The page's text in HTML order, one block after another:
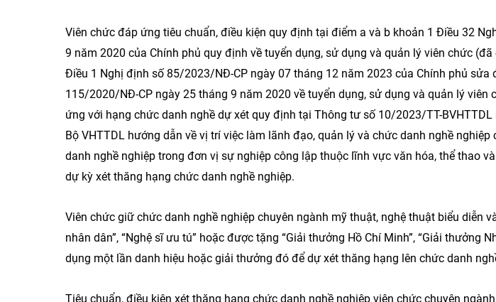
Viên chức đáp ứng tiêu chuẩn, điều kiện quy định tại điểm a và b khoản 1 Điều 32
9 năm 2020 của Chính phủ quy định về tuyển dụng, sử dụng và quản lý viên chức
Điều 1 Nghị định số 85/2023/NĐ-CP ngày 07 tháng 12 năm 2023 của Chính phủ
115/2020/NĐ-CP ngày 25 tháng 9 năm 2020 về tuyển dụng, sử dụng và quản lý viên
ứng với hạng chức danh nghề dự xét quy định tại Thông tư số 10/2023/TT-
Bộ VHTTDL hướng dẫn về vị trí việc làm lãnh đạo, quản lý và chức danh nghề
danh nghề nghiệp trong đơn vị sự nghiệp công lập thuộc lĩnh vực văn hóa, thể thao
dự kỳ xét thăng hạng chức danh nghề nghiệp.
Viên chức giữ chức danh nghề nghiệp chuyên ngành mỹ thuật, nghệ thuật biểu diễn
nhân dân”, “Nghệ sĩ ưu tú” hoặc được tặng “Giải thưởng Hồ Chí Minh”, “Giải thưởng
dụng một lần danh hiệu hoặc giải thưởng đó để dự xét thăng hạng lên chức danh
Tiêu chuẩn, điều kiện xét thăng hạng chức danh nghề nghiệp viên chức chuyên